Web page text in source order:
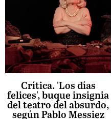
Crítica. 'Los días
felices', buque insignia
del teatro del absurdo,
según Pablo Messiez